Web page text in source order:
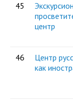
45
центр
46
Центр
как